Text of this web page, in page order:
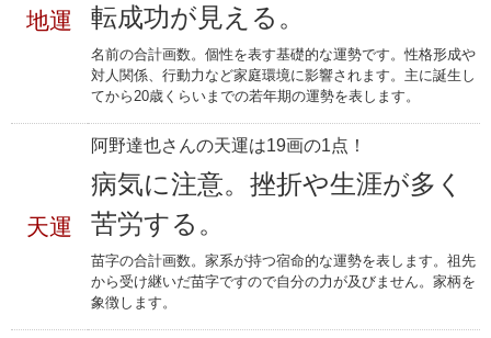
地運
転成功が見える。
名前の合計画数。個性を表す基礎的な運勢です。性格形成や
対人関係、行動力など家庭環境に影響されます。主に誕生し
てから20歳くらいまでの若年期の運勢を表します。
天運
阿野達也さんの天運は19画の1点！
病気に注意。挫折や生涯が多く
苦労する。
苗字の合計画数。家系が持つ宿命的な運勢を表します。祖先
から受け継いだ苗字ですので自分の力が及びません。家柄を
象徴します。